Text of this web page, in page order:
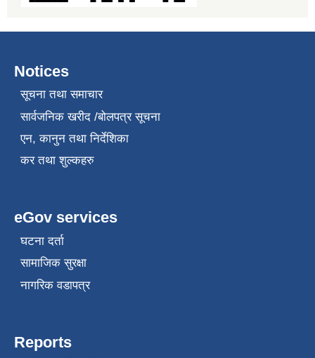
Notices
सूचना तथा समाचार
सार्वजनिक खरीद /बोलपत्र सूचना
एन, कानुन तथा निर्देशिका
कर तथा शुल्कहरु
eGov services
घटना दर्ता
सामाजिक सुरक्षा
नागरिक वडापत्र
Reports